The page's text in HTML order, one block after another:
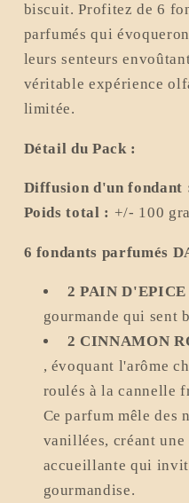
biscuit
-
série
limitée
biscuit
-
série
limitée
biscuit. Profitez de 6
parfumés qui
leurs senteurs
véritable expérience
limitée.
Détail du Pack :
Diffusion d'un fondant
Poids total : +/- 100
6 fondants parfumés
2 PAIN
gourmande qui sent
2 CINNAMON
, évoquant l'arôme
roulés à la cannelle
Ce parfum mêle des
vanillées, créant une
accueillante qui
gourmandise.